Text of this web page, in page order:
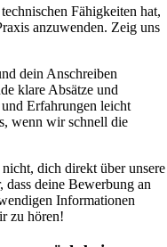
Fähigkeiten hat,
anzuwenden. Zeig uns
dein Anschreiben
klare Absätze und
Erfahrungen leicht
wenn wir schnell die
nicht, dich direkt über unsere
dass deine Bewerbung an
Informationen
zu hören!